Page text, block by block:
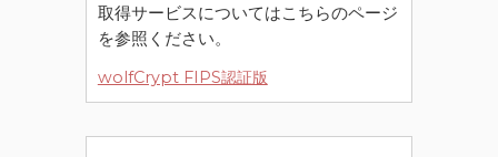
取得サービスについてはこちらのページ
を参照ください。
wolfCrypt FIPS認証版